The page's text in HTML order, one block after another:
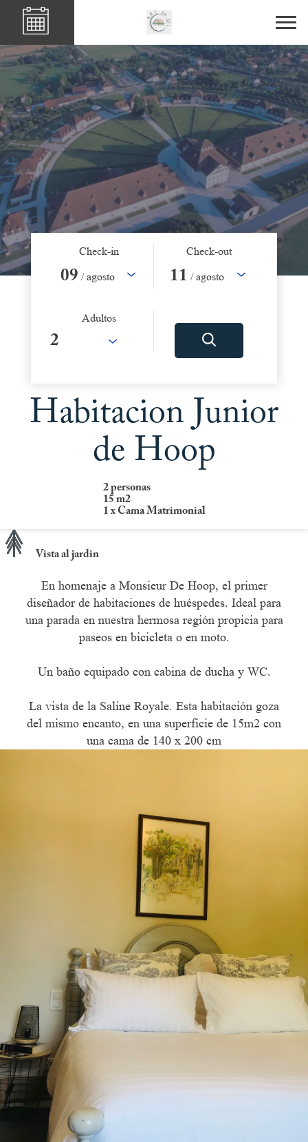
Check-in
09 / agosto
Check-out
11 / agosto
Adultos
Habitacion Junior
de Hoop
2 personas
15 m2
1 x Cama Matrimonial
Vista al jardin
En homenaje a Monsieur De Hoop, el primer
diseñador de habitaciones de huéspedes. Ideal para
una parada en nuestra hermosa región propicia para
paseos en bicicleta o en moto.
Un baño equipado con cabina de ducha y WC.
La vista de la Saline Royale. Esta habitación goza
del mismo encanto, en una superficie de 15m2 con
una cama de 140 x 200 cm